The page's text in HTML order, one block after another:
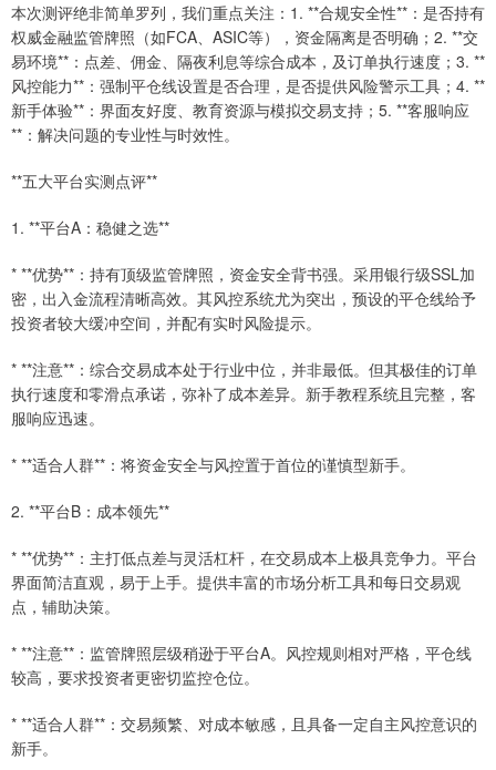
本次测评绝非简单罗列，我们重点关注：1. **合规安全性**：是否持有
权威金融监管牌照（如FCA、ASIC等），资金隔离是否明确；2. **交
易环境**：点差、佣金、隔夜利息等综合成本，及订单执行速度；3. **
风控能力**：强制平仓线设置是否合理，是否提供风险警示工具；4. **
新手体验**：界面友好度、教育资源与模拟交易支持；5. **客服响应
**：解决问题的专业性与时效性。
**五大平台实测点评**
1. **平台A：稳健之选**
* **优势**：持有顶级监管牌照，资金安全背书强。采用银行级SSL加
密，出入金流程清晰高效。其风控系统尤为突出，预设的平仓线给予
投资者较大缓冲空间，并配有实时风险提示。
* **注意**：综合交易成本处于行业中位，并非最低。但其极佳的订单
执行速度和零滑点承诺，弥补了成本差异。新手教程系统且完整，客
服响应迅速。
* **适合人群**：将资金安全与风控置于首位的谨慎型新手。
2. **平台B：成本领先**
* **优势**：主打低点差与灵活杠杆，在交易成本上极具竞争力。平台
界面简洁直观，易于上手。提供丰富的市场分析工具和每日交易观
点，辅助决策。
* **注意**：监管牌照层级稍逊于平台A。风控规则相对严格，平仓线
较高，要求投资者更密切监控仓位。
* **适合人群**：交易频繁、对成本敏感，且具备一定自主风控意识的
新手。